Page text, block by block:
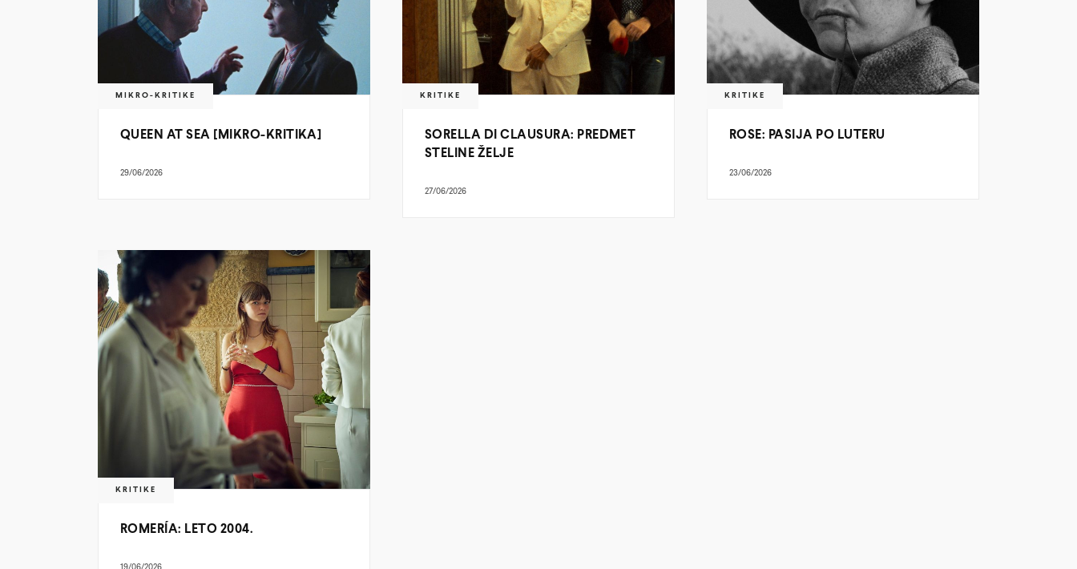
MIKRO-KRITIKE
QUEEN AT SEA [MIKRO-KRITIKA]
29/06/2026
KRITIKE
SORELLA DI CLAUSURA: PREDMET
STELINE ŽELJE
27/06/2026
KRITIKE
ROSE: PASIJA PO LUTERU
23/06/2026
KRITIKE
ROMERÍA: LETO 2004.